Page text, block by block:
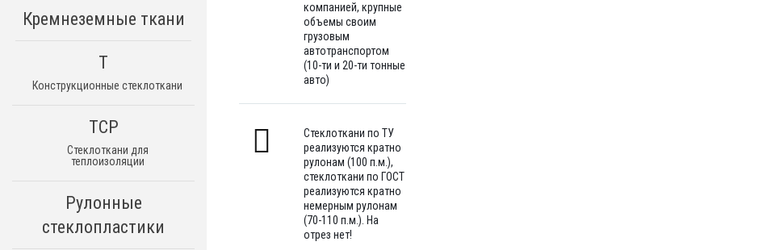
Кремнеземные ткани
Т
Конструкционные стеклоткани
ТСР
Стеклоткани для
теплоизоляции
Рулонные
стеклопластики
компанией, крупные
объемы своим
грузовым
автотранспортом
(10-ти и 20-ти тонные
авто)
Стеклоткани по ТУ
реализуются кратно
рулонам (100 п.м.),
стеклоткани по ГОСТ
реализуются кратно
немерным рулонам
(70-110 п.м.). На
отрез нет!